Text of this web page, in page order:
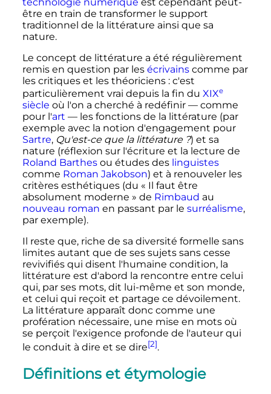
être en train de transformer le support
traditionnel de la littérature ainsi que sa
nature.
Le concept de littérature a été régulièrement
remis en question par les écrivainscomme par
les critiques et les théoriciens : c'est
particulièrement vrai depuis la fin du XIXe
siècle où l'on a cherché à redéfinir — comme
pour l'art —les fonctions de la littérature (par
exemple avec la notion d'engagement pour
Sartre, Qu'est-ce que la littérature ?) et sa
nature (réflexion sur l'écriture et la lecture de
Roland Barthesou études des linguistes
comme Roman Jakobson) et à renouveler les
critères esthétiques (du « Il faut être
absolument moderne » de Rimbaud au
nouveau roman en passant par le surréalisme,
par exemple).
Il reste que, riche de sa diversité formelle sans
limites autant que de ses sujets sans cesse
revivifiés qui disent l'humaine condition, la
littérature est d'abord la rencontre entre celui
qui, par ses mots, dit lui-même et son monde,
et celui qui reçoit et partage ce dévoilement.
La littérature apparaît donc comme une
profération nécessaire, une mise en mots où
se perçoit l'exigence profonde de l'auteur qui
le conduit à dire et se dire[2].
Définitions et étymologie